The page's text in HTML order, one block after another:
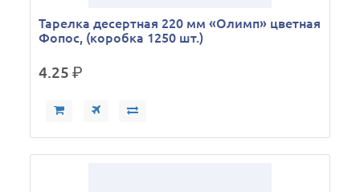
Тарелка десертная 220 мм «Олимп» цветная
Фопос, (коробка 1250 шт.)
4.25р.